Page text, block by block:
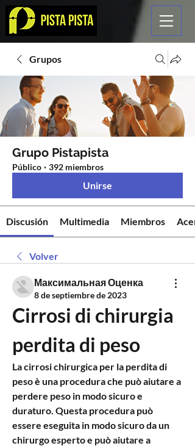
Grupos
Grupo Pistapista
Público · 392 miembros
Unirse
Discusión Multimedia Miembros
Volver
Максимальная Оценка
8 de septiembre de 2023
Cirrosi di chirurgia
perdita di peso
La cirrosi chirurgica per la perdita di
peso è una procedura che può aiutare a
perdere peso in modo sicuro e
duraturo. Questa procedura può
essere eseguita in modo sicuro da un
chirurgo esperto e può aiutare a